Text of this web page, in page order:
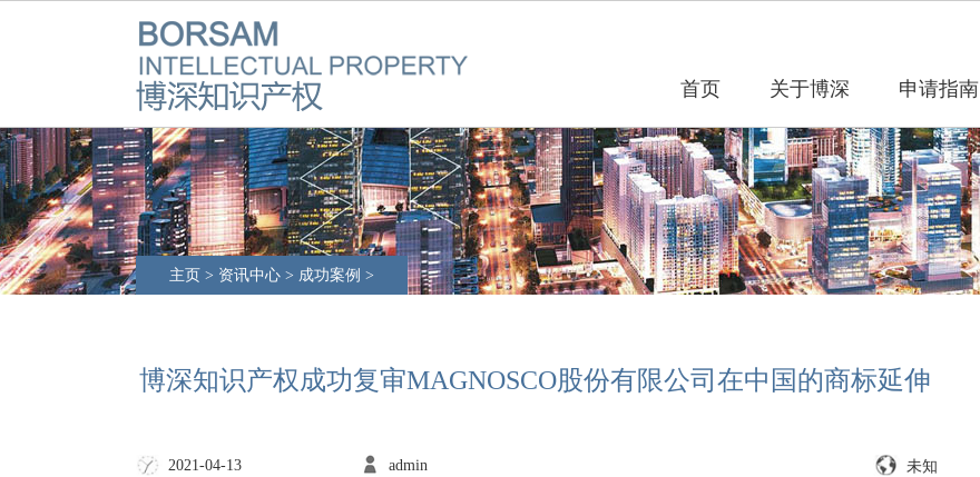
首页 关于博深 申请指南
主页 > 资讯中心 > 成功案例 >
博深知识产权成功复审MAGNOSCO股份有限公司在中国的商标延伸
2021-04-13 admin 未知